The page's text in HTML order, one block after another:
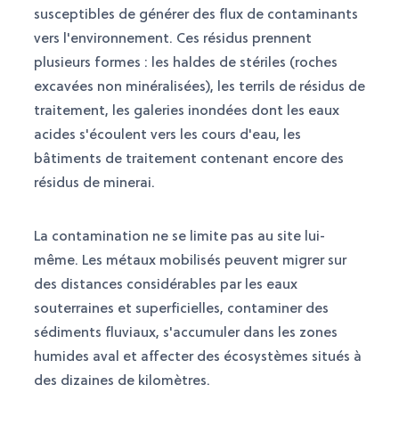
susceptibles de générer des flux de contaminants
vers l'environnement. Ces résidus prennent
plusieurs formes : les haldes de stériles (roches
excavées non minéralisées), les terrils de résidus de
traitement, les galeries inondées dont les eaux
acides s'écoulent vers les cours d'eau, les
bâtiments de traitement contenant encore des
résidus de minerai.
La contamination ne se limite pas au site lui-
même. Les métaux mobilisés peuvent migrer sur
des distances considérables par les eaux
souterraines et superficielles, contaminer des
sédiments fluviaux, s'accumuler dans les zones
humides aval et affecter des écosystèmes situés à
des dizaines de kilomètres.